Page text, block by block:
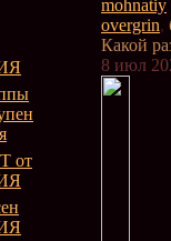
от
mohnatiy
overgrin,
Какой
8 июл